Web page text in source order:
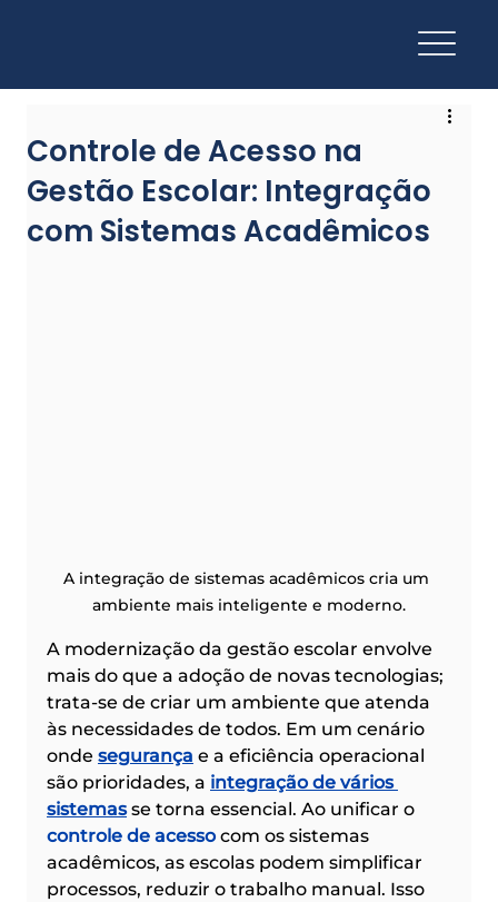
Controle de Acesso na
Gestão Escolar: Integração
com Sistemas Acadêmicos
A integração de sistemas acadêmicos cria um
ambiente mais inteligente e moderno.
A modernização da gestão escolar envolve
mais do que a adoção de novas tecnologias;
trata-se de criar um ambiente que atenda
às necessidades de todos. Em um cenário
onde segurança e a eficiência operacional
são prioridades, a integração de vários
sistemas se torna essencial. Ao unificar o
controle de acesso com os sistemas
acadêmicos, as escolas podem simplificar
processos, reduzir o trabalho manual. Isso